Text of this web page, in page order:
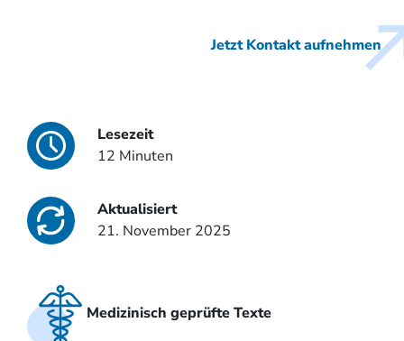
Lesezeit
12 Minuten
Aktualisiert
21. November 2025
Medizinisch geprüfte Texte
Jetzt Kontakt aufnehmen